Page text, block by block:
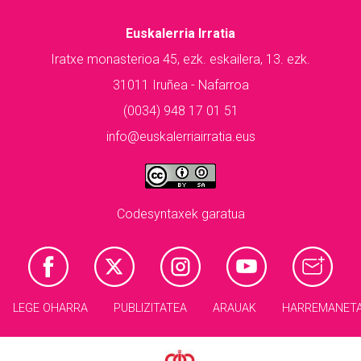
Euskalerria Irratia
Iratxe monasterioa 45, ezk. eskailera, 13. ezk.
31011 Iruñea - Nafarroa
(0034) 948 17 01 51
info@euskalerriairratia.eus
Codesyntaxek garatua
LEGE OHARRA PUBLIZITATEA ARAUAK